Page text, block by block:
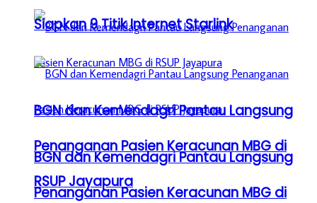
BGN dan Kemendagri Pantau Langsung
Penanganan Pasien Keracunan MBG di
RSUP Jayapura
Siapkan 9 Titik Internet Starlink
BGN dan Kemendagri Pantau Langsung
Penanganan Pasien Keracunan MBG di